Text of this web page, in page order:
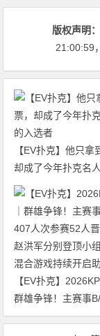
版权声明
21:00:59
【EV扑克】他只拿
却成了今年扑克名
选者
【EV扑克】
群雄争锋！主赛事
407人次参赛52人
赵洪军分别登顶小